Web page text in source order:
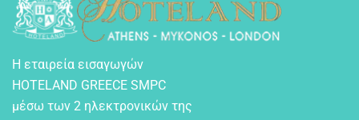
Η εταιρεία εισαγωγών
HOTELAND GREECE SMPC
μέσω των 2 ηλεκτρονικών της